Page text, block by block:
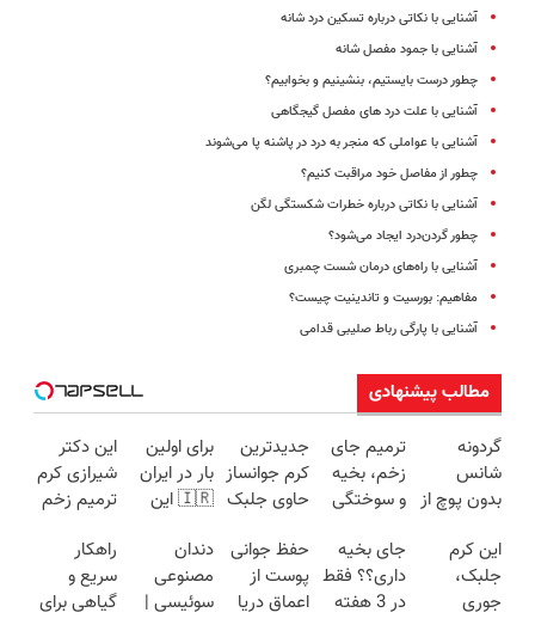
آشنایی با نکاتی درباره تسکین درد شانه
آشنایی با جمود مفصل شانه
چطور درست بایستیم، بنشینیم و بخوابیم؟
آشنایی با علت درد های مفصل گیجگاهی
آشنایی با عواملی که منجر به درد در پاشنه پا می‌شوند
چطور از مفاصل خود مراقبت کنیم؟
آشنایی با نکاتی درباره خطرات شکستگی لگن
چطور گردن‌درد ایجاد می‌شود؟
آشنایی با راه‌های درمان شست چمبری
مفاهیم: بورسیت و تاندینیت چیست؟
آشنایی با پارگی رباط صلیبی قدامی
مطالب پیشنهادی
گردونه
شانس
بدون پوچ از
بیت کوین
🔥
ترمیم جای
زخم، بخیه
و سوختگی
هفته!!😍
جدیدترین
کرم جوانساز
حاوی جلبک
لینک خرید
با تخفیف
ویژه)
برای اولین
بار در ایران
🇮🇷 این
ترمیم کننده
23 روزه
ساخت!
این دکتر
شیرازی کرم
ترمیم زخم
ساخت!!!
این کرم
جلبک،
جوری
جای بخیه
داری؟؟ فقط
در 3 هفته
حفظ جوانی
پوست از
اعماق دریا
دندان
مصنوعی
سوئیسی |
راهکار
سریع و
گیاهی برای